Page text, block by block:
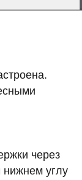
через
нижнем углу